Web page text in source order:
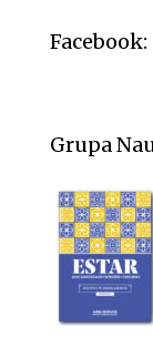
Facebook:
Grupa